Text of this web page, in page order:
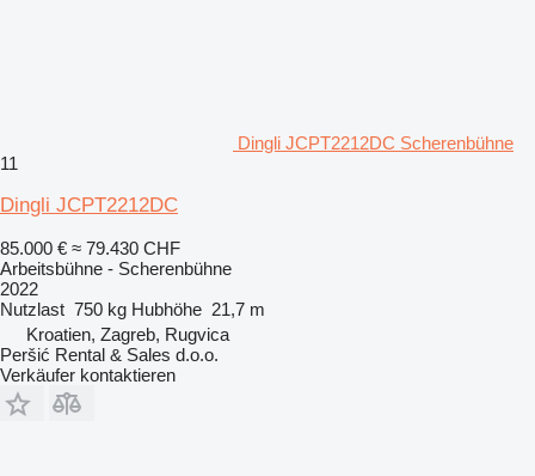
Dingli JCPT2212DC Scherenbühne
11
Dingli JCPT2212DC
85.000 € ≈ 79.430 CHF
Arbeitsbühne - Scherenbühne
2022
Nutzlast 750 kg Hubhöhe 21,7 m
Kroatien, Zagreb, Rugvica
Peršić Rental & Sales d.o.o.
Verkäufer kontaktieren